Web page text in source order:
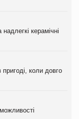
керамічні
коли довго